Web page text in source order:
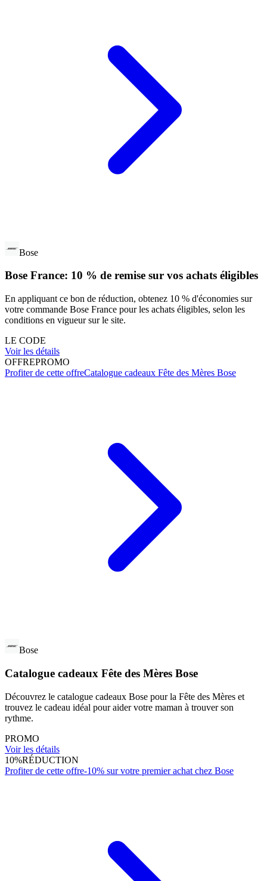
Bose
Bose France: 10 % de remise sur vos achats éligibles
En appliquant ce bon de réduction, obtenez 10 % d'économies sur
votre commande Bose France pour les achats éligibles, selon les
conditions en vigueur sur le site.
LE CODE
Voir les détails
OFFREPROMO
Profiter de cette offreCatalogue cadeaux Fête des Mères Bose
Bose
Catalogue cadeaux Fête des Mères Bose
Découvrez le catalogue cadeaux Bose pour la Fête des Mères et
trouvez le cadeau idéal pour aider votre maman à trouver son
rythme.
PROMO
Voir les détails
10%RÉDUCTION
Profiter de cette offre-10% sur votre premier achat chez Bose